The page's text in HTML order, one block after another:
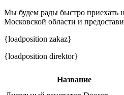
Мы будем рады быстро приехать
Московской области и
{loadposition zakaz}
{loadposition direktor}
Название